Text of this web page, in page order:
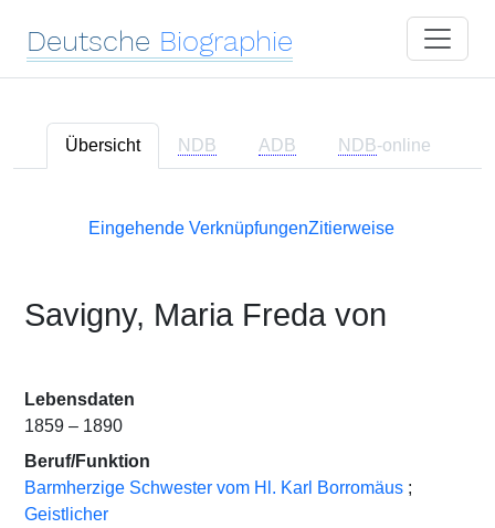
Deutsche Biographie
Übersicht NDB ADB NDB-online
Eingehende VerknüpfungenZitierweise
Savigny, Maria Freda von
Lebensdaten
1859 – 1890
Beruf/Funktion
Barmherzige Schwester vom Hl. Karl Borromäus ;
Geistlicher